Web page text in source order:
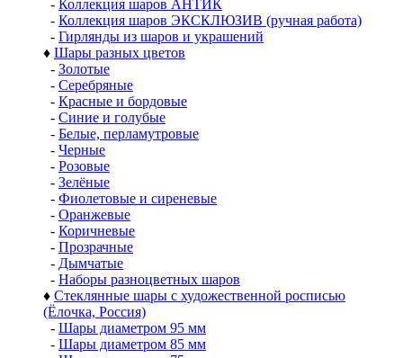
- Коллекция шаров АНТИК
- Коллекция шаров ЭКСКЛЮЗИВ (ручная работа)
- Гирлянды из шаров и украшений
♦ Шары разных цветов
- Золотые
- Серебряные
- Красные и бордовые
- Синие и голубые
- Белые, перламутровые
- Черные
- Розовые
- Зелёные
- Фиолетовые и сиреневые
- Оранжевые
- Коричневые
- Прозрачные
- Дымчатые
- Наборы разноцветных шаров
♦ Стеклянные шары с художественной росписью
(Ёлочка, Россия)
- Шары диаметром 95 мм
- Шары диаметром 85 мм